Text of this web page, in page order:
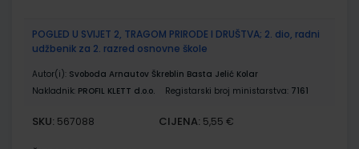
POGLED U SVIJET 2, TRAGOM PRIRODE I DRUŠTVA; 2. dio, radni
udžbenik za 2. razred osnovne škole
Autor(i): Svoboda Arnautov Škreblin Basta Jelić Kolar
Nakladnik: PROFIL KLETT d.o.o. Registarski broj ministarstva: 7161
SKU: 567088 CIJENA: 5,55 €